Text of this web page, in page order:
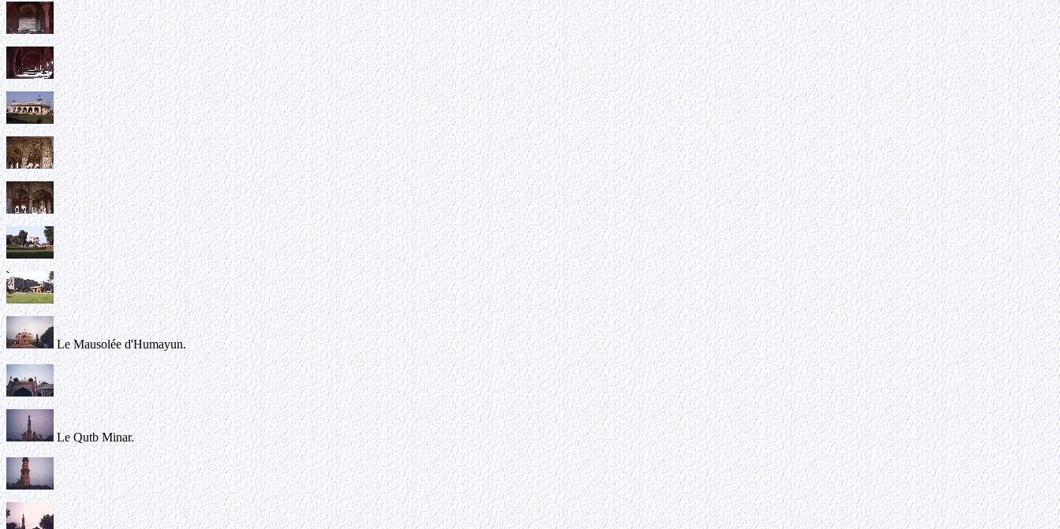
Le Mausolée d'Humayun.
Le Qutb Minar.